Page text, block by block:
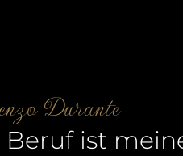
Durante
Beruf ist